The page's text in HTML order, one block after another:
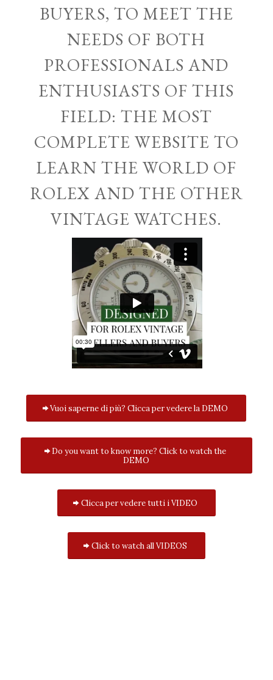
BUYERS, TO MEET THE
NEEDS OF BOTH
PROFESSIONALS AND
ENTHUSIASTS OF THIS
FIELD: THE MOST
COMPLETE WEBSITE TO
LEARN THE WORLD OF
ROLEX AND THE OTHER
VINTAGE WATCHES.
Vuoi saperne di più? Clicca per vedere la DEMO
Do you want to know more? Click to watch the
DEMO
Clicca per vedere tutti i VIDEO
Click to watch all VIDEOS